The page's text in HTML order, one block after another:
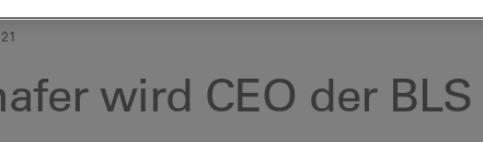
wird CEO der BLS